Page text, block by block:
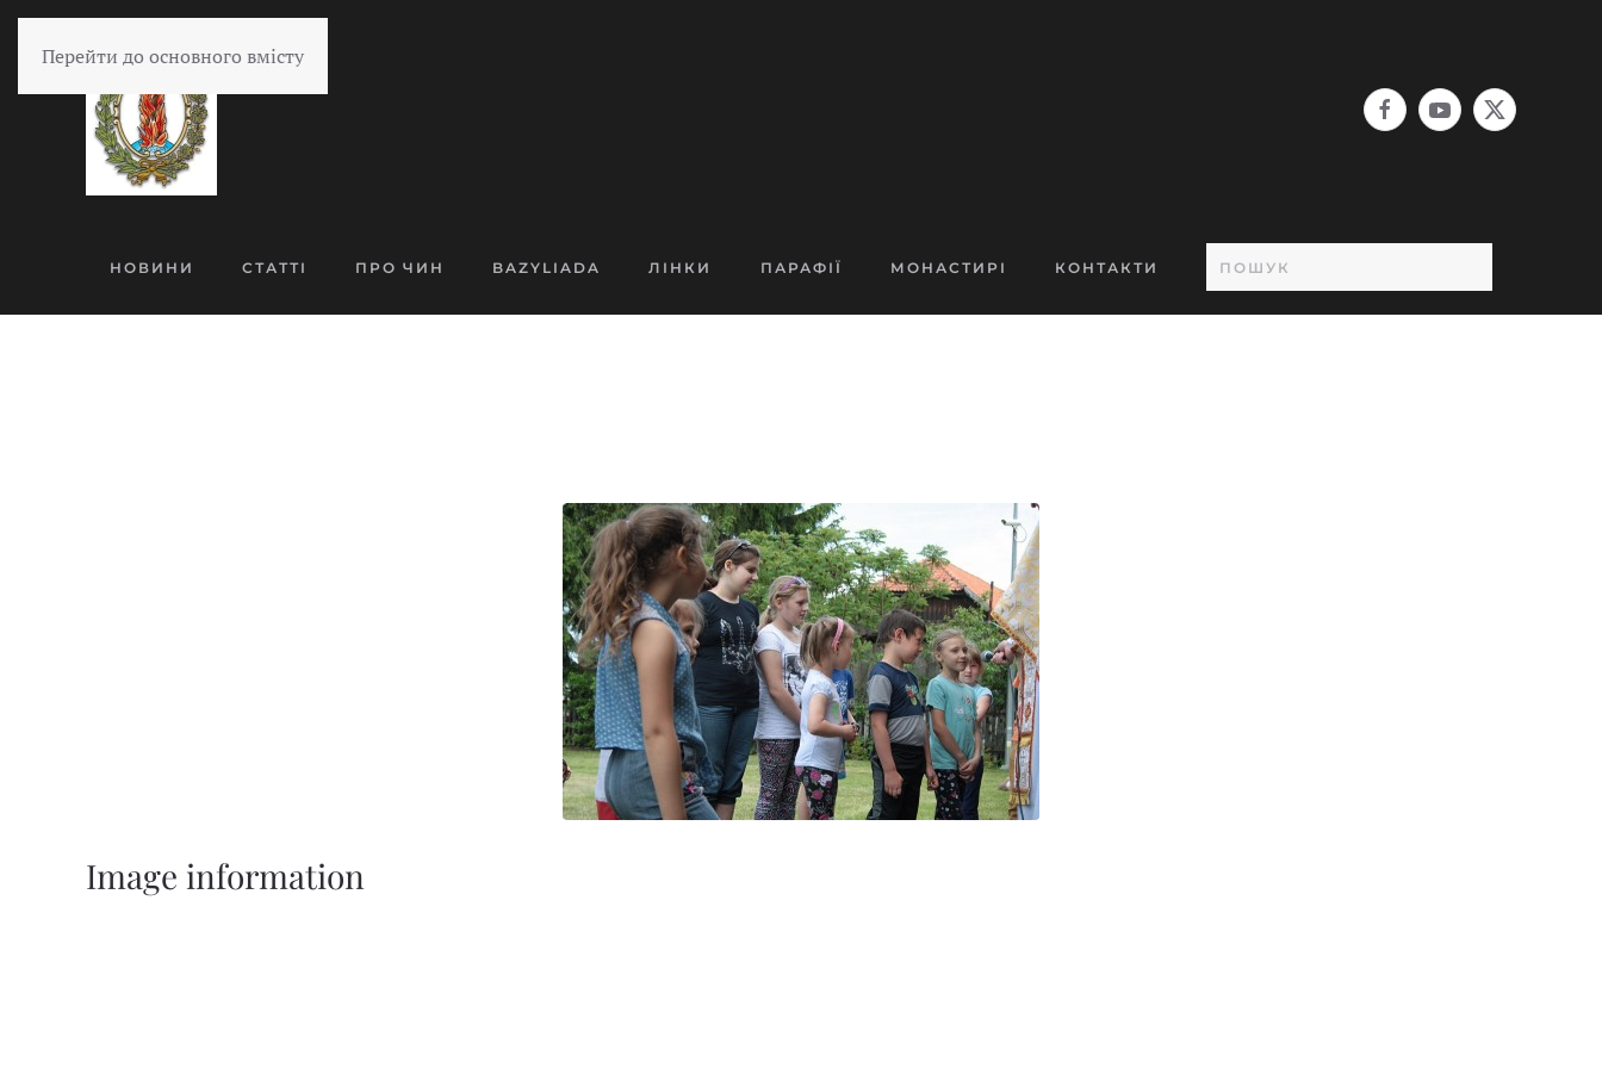
Перейти до основного вмісту
НОВИНИ СТАТТІ ПРО ЧИН BAZYLIADA ЛІНКИ ПАРАФІЇ МОНАСТИРІ КОНТАКТИ
Image information